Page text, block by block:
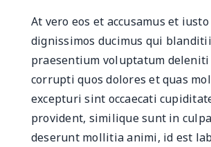
At vero eos et accusamus et
dignissimos ducimus qui
praesentium voluptatum
corrupti quos dolores et quas
excepturi sint occaecati
provident, similique sunt in
deserunt mollitia animi, id est